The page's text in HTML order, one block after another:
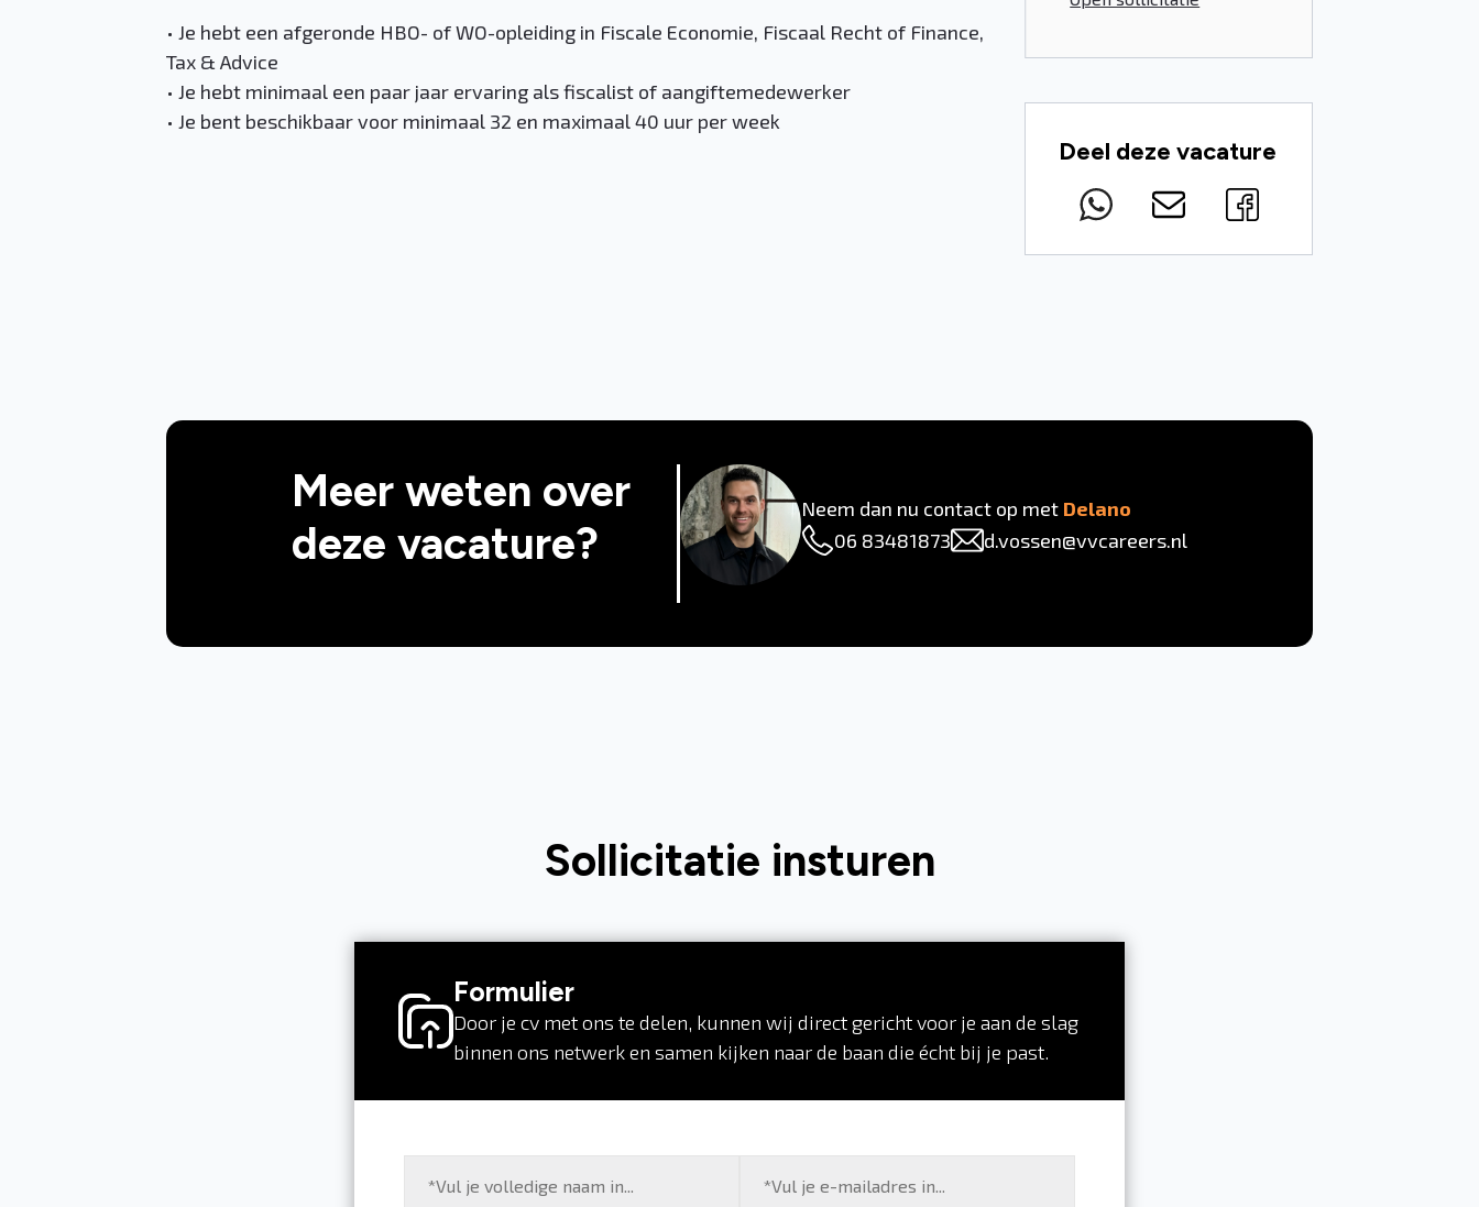
• Je hebt een afgeronde HBO- of WO-opleiding in Fiscale Economie, Fiscaal Recht of Finance,
Tax & Advice
• Je hebt minimaal een paar jaar ervaring als fiscalist of aangiftemedewerker
• Je bent beschikbaar voor minimaal 32 en maximaal 40 uur per week
Deel deze vacature
Meer weten over
deze vacature?
Neem dan nu contact op met Delano
06 83481873
d.vossen@vvcareers.nl
Sollicitatie insturen
Formulier
Door je cv met ons te delen, kunnen wij direct gericht voor je aan de slag
binnen ons netwerk en samen kijken naar de baan die écht bij je past.